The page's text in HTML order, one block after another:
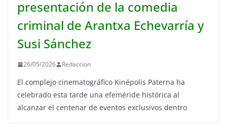
presentación de la comedia
criminal de Arantxa Echevarría y
Susi Sánchez
26/05/2026 Redaccion
El complejo cinematográfico Kinépolis Paterna ha
celebrado esta tarde una efeméride histórica al
alcanzar el centenar de eventos exclusivos dentro